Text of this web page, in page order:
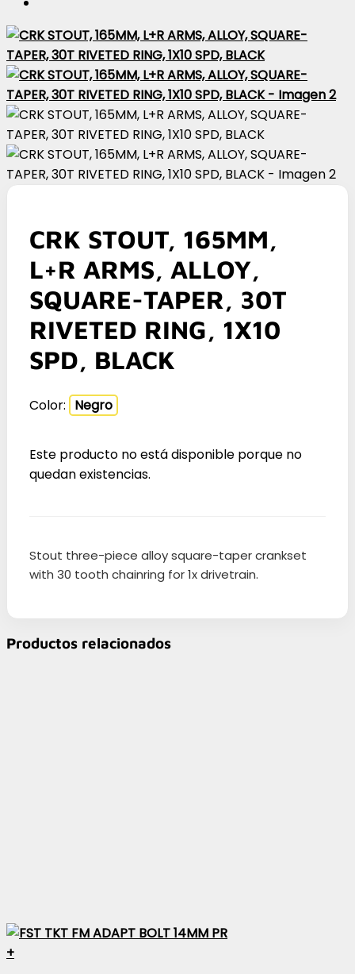
CRK STOUT, 165MM,
L+R ARMS, ALLOY,
SQUARE-TAPER, 30T
RIVETED RING, 1X10
SPD, BLACK
Color: Negro
Este producto no está disponible porque no
quedan existencias.
Stout three-piece alloy square-taper crankset
with 30 tooth chainring for 1x drivetrain.
Productos relacionados
+